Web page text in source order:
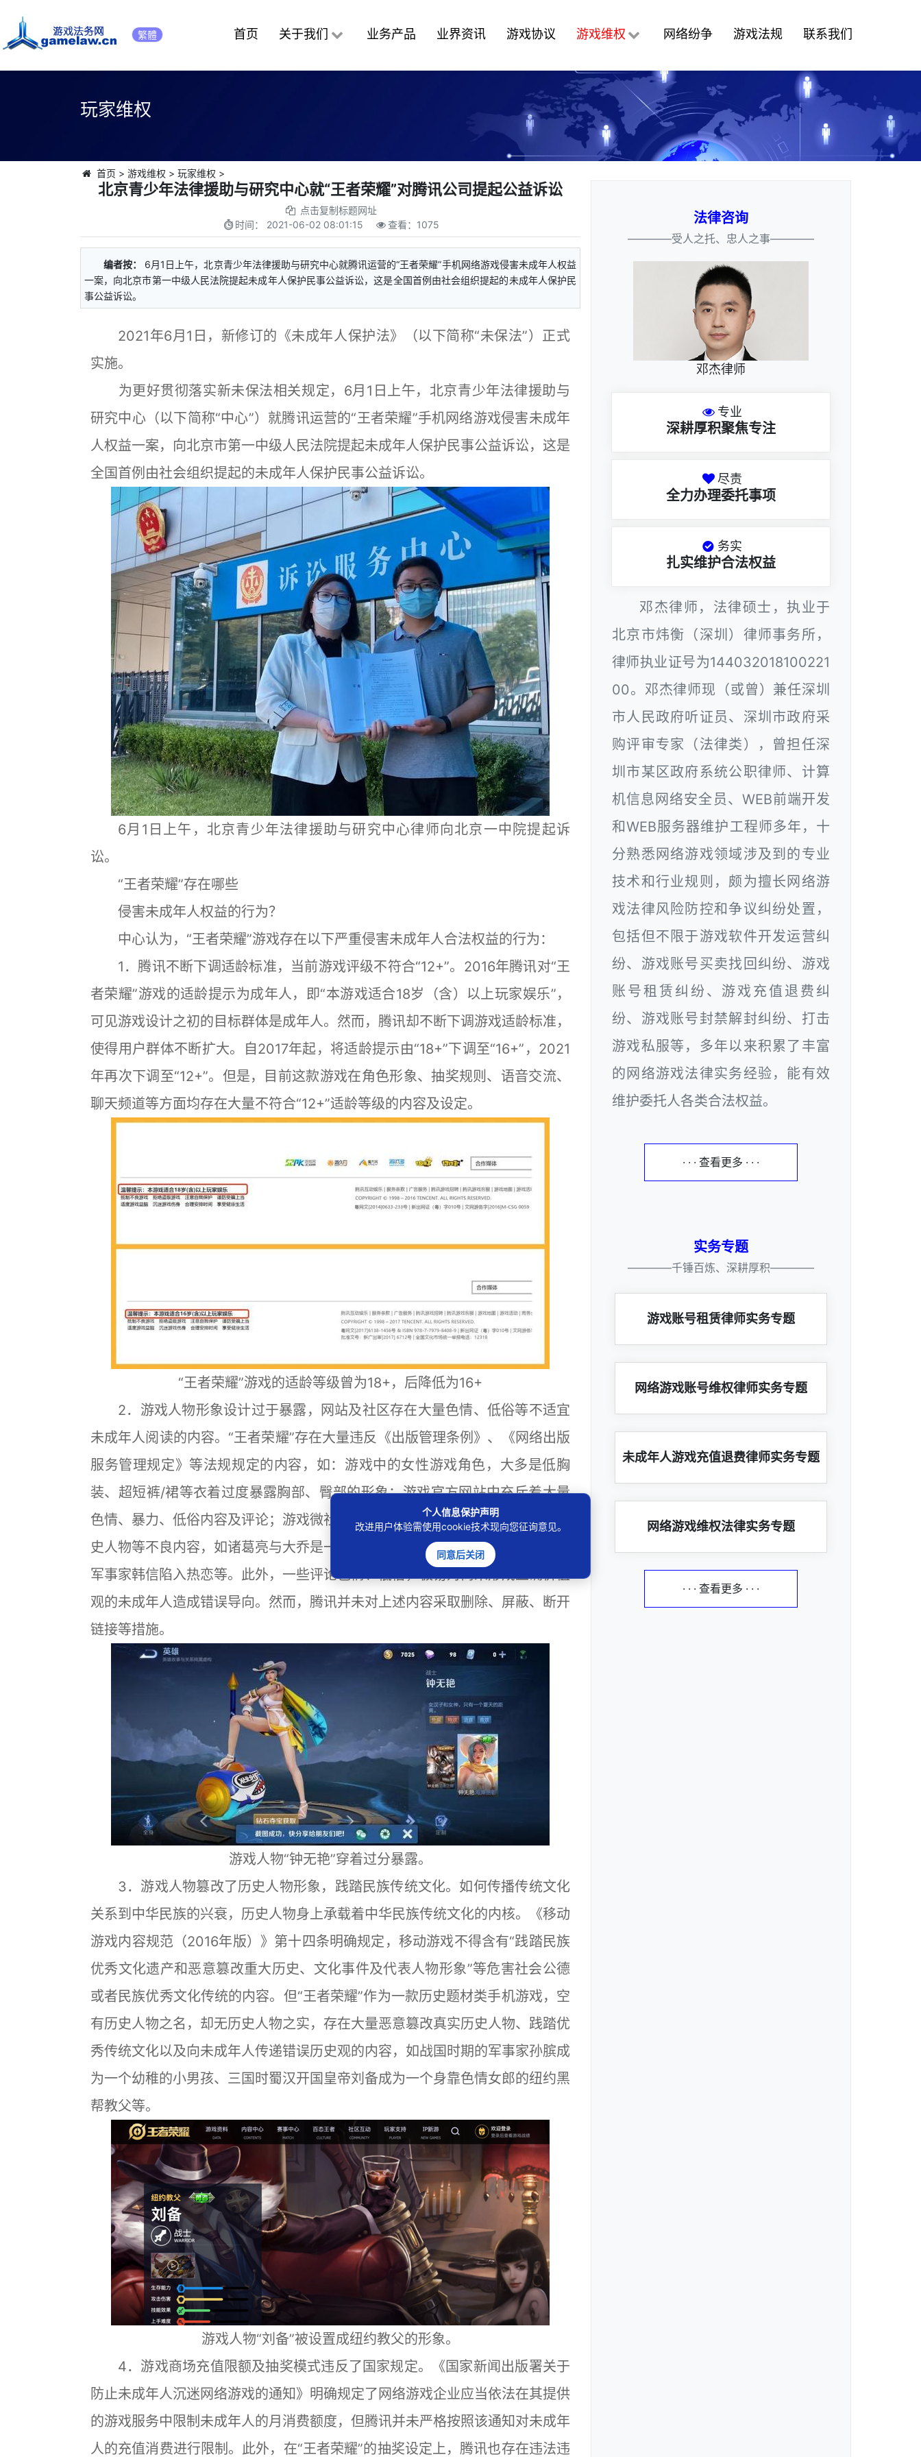
繁體 首页 关于我们 业务产品 业界资讯 游戏协议 游戏维权 网络纷争 游戏法规 联系我们
玩家维权
首页 > 游戏维权 > 玩家维权 >
北京青少年法律援助与研究中心就“王者荣耀”对腾讯公司提起公益诉讼
点击复制标题网址
时间： 2021-06-02 08:01:15 查看： 1075
编者按：
6月1日上午，北京青少年法律援助与研究中心就腾讯运营的“王者荣耀”手机网络游戏侵害未成年人权益
一案，向北京市第一中级人民法院提起未成年人保护民事公益诉讼，这是全国首例由社会组织提起的未成年人保护民
事公益诉讼。
2021年6月1日，新修订的《未成年人保护法》（以下简称“未保法”）正式
实施。
为更好贯彻落实新未保法相关规定，6月1日上午，北京青少年法律援助与
研究中心（以下简称“中心”）就腾讯运营的“王者荣耀”手机网络游戏侵害未成年
人权益一案，向北京市第一中级人民法院提起未成年人保护民事公益诉讼，这是
全国首例由社会组织提起的未成年人保护民事公益诉讼。
6月1日上午，北京青少年法律援助与研究中心律师向北京一中院提起诉
讼。
“王者荣耀”存在哪些
侵害未成年人权益的行为？
中心认为，“王者荣耀”游戏存在以下严重侵害未成年人合法权益的行为：
1．腾讯不断下调适龄标准，当前游戏评级不符合“12+”。2016年腾讯对“王
者荣耀”游戏的适龄提示为成年人，即“本游戏适合18岁（含）以上玩家娱乐”，
可见游戏设计之初的目标群体是成年人。然而，腾讯却不断下调游戏适龄标准，
使得用户群体不断扩大。自2017年起，将适龄提示由“18+”下调至“16+”，2021
年再次下调至“12+”。但是，目前这款游戏在角色形象、抽奖规则、语音交流、
聊天频道等方面均存在大量不符合“12+”适龄等级的内容及设定。
“王者荣耀”游戏的适龄等级曾为18+，后降低为16+
2．游戏人物形象设计过于暴露，网站及社区存在大量色情、低俗等不适宜
未成年人阅读的内容。“王者荣耀”存在大量违反《出版管理条例》、《网络出版
服务管理规定》等法规规定的内容，如：游戏中的女性游戏角色，大多是低胸
装、超短裤/裙等衣着过度暴露胸部、臀部的形象；游戏官方网站中充斥着大量
色情、暴力、低俗内容及评论；游戏微社区也长期存在着大量宣扬色情、歪曲历
史人物等不良内容，如诸葛亮与大乔是一对情侣、唐代著名诗人李白与西汉著名
军事家韩信陷入热恋等。此外，一些评论色情、低俗，极易对尚未形成正确价值
观的未成年人造成错误导向。然而，腾讯并未对上述内容采取删除、屏蔽、断开
链接等措施。
游戏人物“钟无艳”穿着过分暴露。
3．游戏人物篡改了历史人物形象，践踏民族传统文化。如何传播传统文化
关系到中华民族的兴衰，历史人物身上承载着中华民族传统文化的内核。《移动
游戏内容规范（2016年版）》第十四条明确规定，移动游戏不得含有“践踏民族
优秀文化遗产和恶意篡改重大历史、文化事件及代表人物形象”等危害社会公德
或者民族优秀文化传统的内容。但“王者荣耀”作为一款历史题材类手机游戏，空
有历史人物之名，却无历史人物之实，存在大量恶意篡改真实历史人物、践踏优
秀传统文化以及向未成年人传递错误历史观的内容，如战国时期的军事家孙膑成
为一个幼稚的小男孩、三国时蜀汉开国皇帝刘备成为一个身靠色情女郎的纽约黑
帮教父等。
游戏人物“刘备”被设置成纽约教父的形象。
4．游戏商场充值限额及抽奖模式违反了国家规定。《国家新闻出版署关于
防止未成年人沉迷网络游戏的通知》明确规定了网络游戏企业应当依法在其提供
的游戏服务中限制未成年人的月消费额度，但腾讯并未严格按照该通知对未成年
人的充值消费进行限制。此外，在“王者荣耀”的抽奖设定上，腾讯也存在违法违
法律咨询
————受人之托、忠人之事————
邓杰律师
专业
深耕厚积聚焦专注
尽责
全力办理委托事项
务实
扎实维护合法权益
邓杰律师，法律硕士，执业于
北京市炜衡（深圳）律师事务所，
律师执业证号为144032018100221
00。邓杰律师现（或曾）兼任深圳
市人民政府听证员、深圳市政府采
购评审专家（法律类），曾担任深
圳市某区政府系统公职律师、计算
机信息网络安全员、WEB前端开发
和WEB服务器维护工程师多年，十
分熟悉网络游戏领域涉及到的专业
技术和行业规则，颇为擅长网络游
戏法律风险防控和争议纠纷处置，
包括但不限于游戏软件开发运营纠
纷、游戏账号买卖找回纠纷、游戏
账号租赁纠纷、游戏充值退费纠
纷、游戏账号封禁解封纠纷、打击
游戏私服等，多年以来积累了丰富
的网络游戏法律实务经验，能有效
维护委托人各类合法权益。
· · · 查看更多 · · ·
实务专题
————千锤百炼、深耕厚积————
游戏账号租赁律师实务专题
网络游戏账号维权律师实务专题
未成年人游戏充值退费律师实务专题
网络游戏维权法律实务专题
· · · 查看更多 · · ·
个人信息保护声明
改进用户体验需使用cookie技术现向您征询意见。
同意后关闭